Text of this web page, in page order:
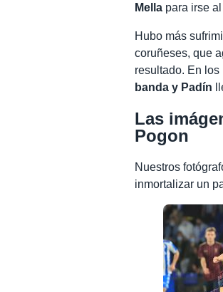
Mella para irse
Hubo más
coruñeses, que
resultado. En
banda y Padín
Las
Pogon
Nuestros
inmortalizar un